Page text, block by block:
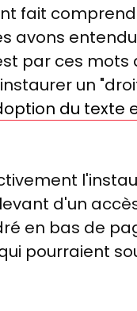
fait
avons
par ces mots
un
du texte
d'un
en bas de
pourraient